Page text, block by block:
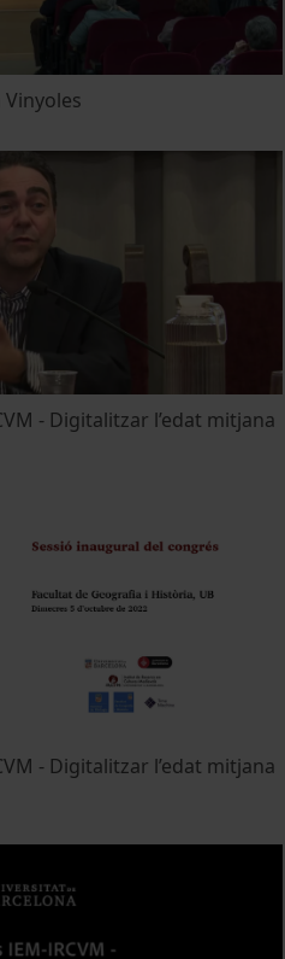
- Digitalitzar l’edat mitjana
- Digitalitzar l’edat mitjana